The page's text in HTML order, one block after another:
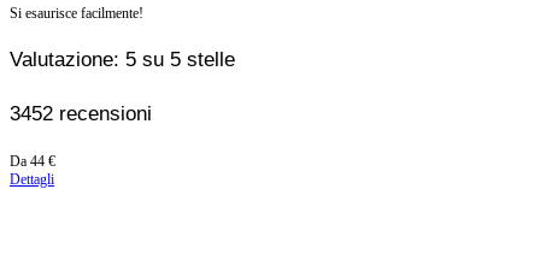
Si esaurisce facilmente!
Valutazione: 5 su 5 stelle
3452 recensioni
Prezzo
a
Da 44 €
Dettagli